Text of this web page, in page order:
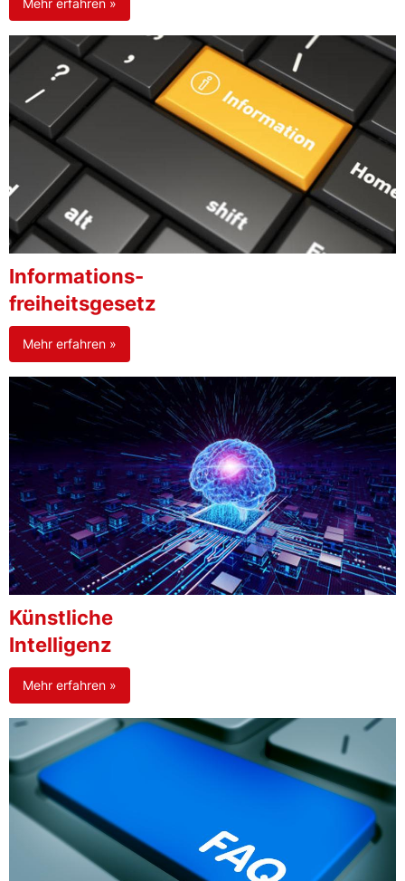
Informations-
freiheitsgesetz
Mehr erfahren »
Künstliche
Intelligenz
Mehr erfahren »